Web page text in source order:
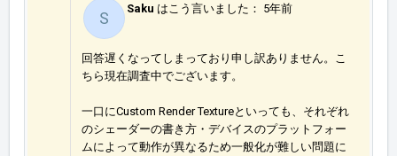
S
Saku はこう言いました： 5年前
回答遅くなってしまっており申し訳ありません。こ
ちら現在調査中でございます。
一口にCustom Render Textureといっても、それぞれ
のシェーダーの書き方・デバイスのプラットフォー
ムによって動作が異なるため一般化が難しい問題に